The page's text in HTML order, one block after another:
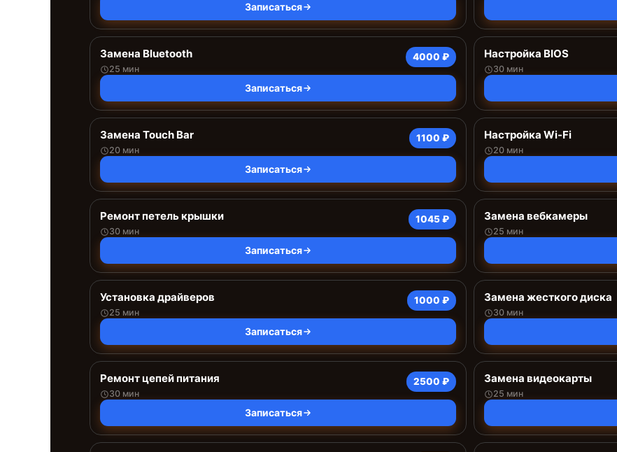
Записаться
Замена Bluetooth
25 мин
4000 ₽
Записаться
Настройка BIOS
30 мин
Замена Touch Bar
20 мин
1100 ₽
Записаться
Настройка Wi-Fi
20 мин
Ремонт петель крышки
30 мин
1045 ₽
Записаться
Замена вебкамеры
25 мин
Установка драйверов
25 мин
1000 ₽
Записаться
Замена жесткого диска
30 мин
Ремонт цепей питания
30 мин
2500 ₽
Записаться
Замена видеокарты
25 мин